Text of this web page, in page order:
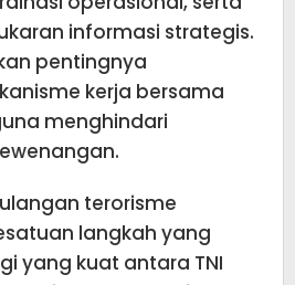
informasi strategis.
pentingnya
kerja bersama
menghindari
terorisme
langkah yang
yang kuat antara TNI